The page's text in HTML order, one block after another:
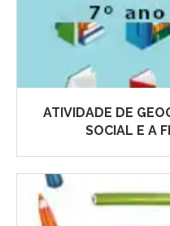
ATIVIDADE DE
SOCIAL E A